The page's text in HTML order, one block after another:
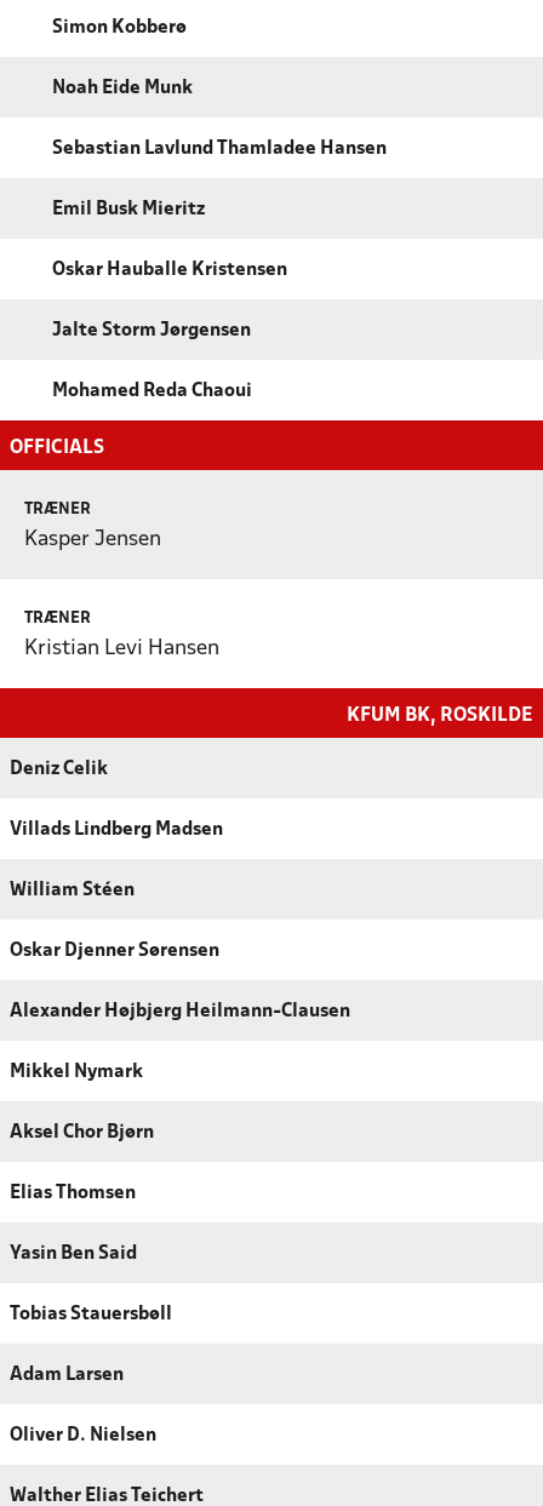
Simon Kobberø
Noah Eide Munk
Sebastian Lavlund Thamladee Hansen
Emil Busk Mieritz
Oskar Hauballe Kristensen
Jalte Storm Jørgensen
Mohamed Reda Chaoui
OFFICIALS
TRÆNER
Kasper Jensen
TRÆNER
Kristian Levi Hansen
KFUM BK, ROSKILDE
Deniz Celik
Villads Lindberg Madsen
William Stéen
Oskar Djenner Sørensen
Alexander Højbjerg Heilmann-Clausen
Mikkel Nymark
Aksel Chor Bjørn
Elias Thomsen
Yasin Ben Said
Tobias Stauersbøll
Adam Larsen
Oliver D. Nielsen
Walther Elias Teichert